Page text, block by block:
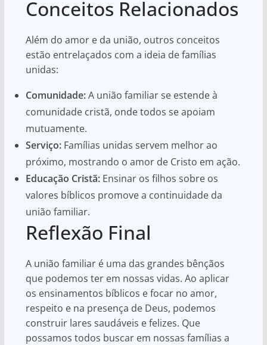
Conceitos Relacionados
Além do amor e da união, outros conceitos
estão entrelaçados com a ideia de famílias
unidas:
Comunidade:A união familiar se estende à
comunidade cristã, onde todos se apoiam
mutuamente.
Serviço:Famílias unidas servem melhor ao
próximo, mostrando o amor de Cristo em ação.
Educação Cristã:Ensinar os filhos sobre os
valores bíblicos promove a continuidade da
união familiar.
Reflexão Final
A união familiar é uma das grandes bênçãos
que podemos ter em nossas vidas. Ao aplicar
os ensinamentos bíblicos e focar no amor,
respeito e na presença de Deus, podemos
construir lares saudáveis e felizes. Que
possamos todos buscar em nossas famílias a